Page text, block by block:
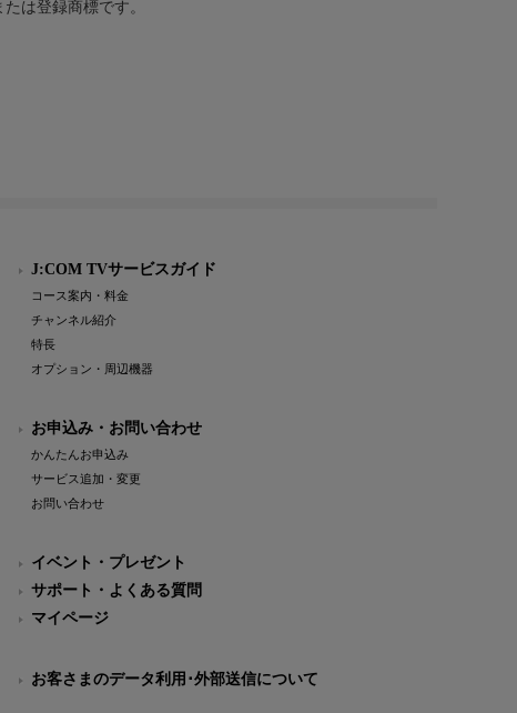
は登録商標です。
J:COM TVサービスガイド
コース案内・料金
チャンネル紹介
特長
オプション・周辺機器
お申込み・お問い合わせ
かんたんお申込み
サービス追加・変更
お問い合わせ
イベント・プレゼント
サポート・よくある質問
マイページ
お客さまのデータ利用･外部送信について